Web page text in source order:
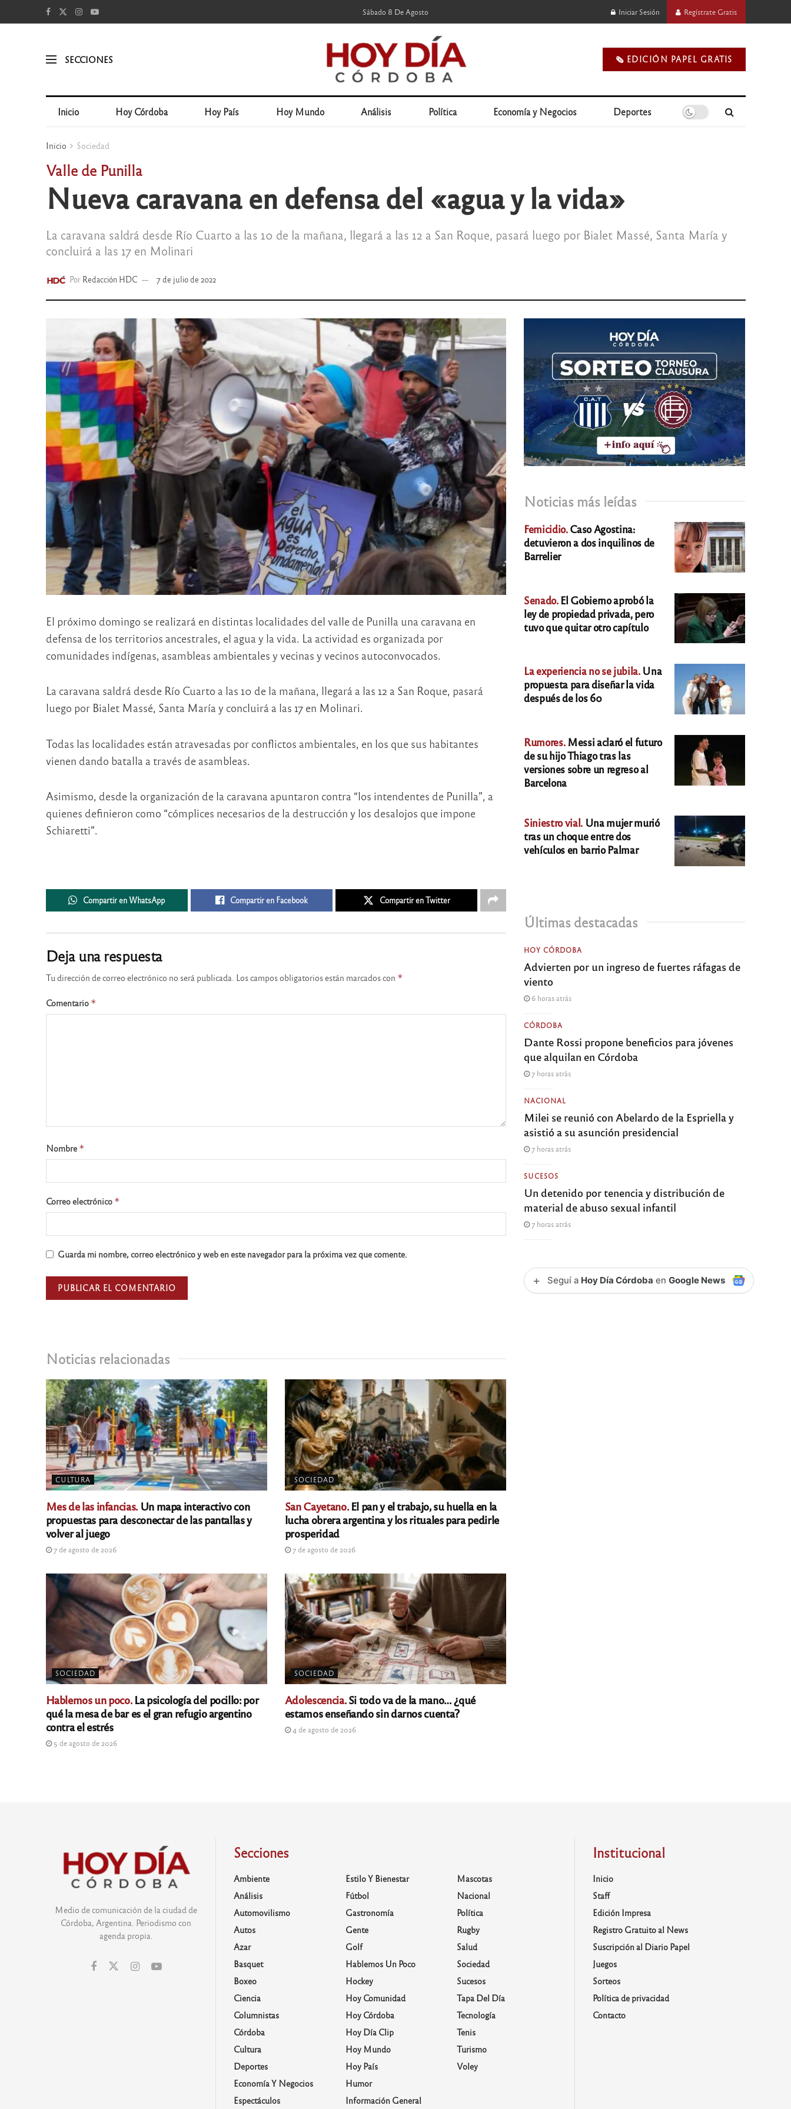
Sábado 8 De Agosto Iniciar Sesión Regístrate Gratis
SECCIONES 🗞️ EDICIÓN PAPEL GRATIS
Inicio Hoy Córdoba Hoy País Hoy Mundo Análisis Política Economía y Negocios Deportes
Inicio Sociedad
Valle de Punilla
Nueva caravana en defensa del «agua y la vida»
La caravana saldrá desde Río Cuarto a las 10 de la mañana, llegará a las 12 a San Roque, pasará luego por Bialet Massé, Santa María y
concluirá a las 17 en Molinari
Por Redacción HDC 7 de julio de 2022
El próximo domingo se realizará en distintas localidades del valle de Punilla una caravana en
defensa de los territorios ancestrales, el agua y la vida. La actividad es organizada por
comunidades indígenas, asambleas ambientales y vecinas y vecinos autoconvocados.
La caravana saldrá desde Río Cuarto a las 10 de la mañana, llegará a las 12 a San Roque, pasará
luego por Bialet Massé, Santa María y concluirá a las 17 en Molinari.
Todas las localidades están atravesadas por conflictos ambientales, en los que sus habitantes
vienen dando batalla a través de asambleas.
Asimismo, desde la organización de la caravana apuntaron contra “los intendentes de Punilla”, a
quienes definieron como “cómplices necesarios de la destrucción y los desalojos que impone
Schiaretti”.
Compartir en WhatsApp Compartir en Facebook Compartir en Twitter
Noticias relacionadas
CULTURA
Mes de las infancias.Un mapa interactivo con
propuestas para desconectar de las pantallas y
volver al juego
7 de agosto de 2026
SOCIEDAD
San Cayetano.El pan y el trabajo, su huella en la
lucha obrera argentina y los rituales para pedirle
prosperidad
7 de agosto de 2026
SOCIEDAD
Hablemos un poco.La psicología del pocillo: por
qué la mesa de bar es el gran refugio argentino
contra el estrés
5 de agosto de 2026
SOCIEDAD
Adolescencia.Si todo va de la mano… ¿qué
estamos enseñando sin darnos cuenta?
4 de agosto de 2026
Deja una respuesta
Tu dirección de correo electrónico no será publicada. Los campos obligatorios están marcados con *
Comentario *
Nombre *
Correo electrónico *
Guarda mi nombre, correo electrónico y web en este navegador para la próxima vez que comente.
Noticias más leídas
Femicidio.Caso Agostina:
detuvieron a dos inquilinos de
Barrelier
Senado.El Gobierno aprobó la
ley de propiedad privada, pero
tuvo que quitar otro capítulo
La experiencia no se jubila.Una
propuesta para diseñar la vida
después de los 60
Rumores.Messi aclaró el futuro
de su hijo Thiago tras las
versiones sobre un regreso al
Barcelona
Siniestro vial. Una mujer murió
tras un choque entre dos
vehículos en barrio Palmar
Últimas destacadas
HOY CÓRDOBA
Advierten por un ingreso de fuertes ráfagas de
viento
6 horas atrás
CÓRDOBA
Dante Rossi propone beneficios para jóvenes
que alquilan en Córdoba
7 horas atrás
NACIONAL
Milei se reunió con Abelardo de la Espriella y
asistió a su asunción presidencial
7 horas atrás
SUCESOS
Un detenido por tenencia y distribución de
material de abuso sexual infantil
7 horas atrás
+ Seguí a Hoy Día Córdoba enGoogle News
Medio de comunicación de la ciudad de
Córdoba, Argentina. Periodismo con
agenda propia.
Secciones
Ambiente
Análisis
Automovilismo
Autos
Azar
Basquet
Boxeo
Ciencia
Columnistas
Córdoba
Cultura
Deportes
Economía Y Negocios
Espectáculos
Estilo Y Bienestar
Fútbol
Gastronomía
Gente
Golf
Hablemos Un Poco
Hockey
Hoy Comunidad
Hoy Córdoba
Hoy Día Clip
Hoy Mundo
Hoy País
Humor
Información General
Mascotas
Nacional
Política
Rugby
Salud
Sociedad
Sucesos
Tapa Del Día
Tecnología
Tenis
Turismo
Voley
Institucional
Inicio
Staff
Edición Impresa
Registro Gratuito al News
Suscripción al Diario Papel
Juegos
Sorteos
Política de privacidad
Contacto